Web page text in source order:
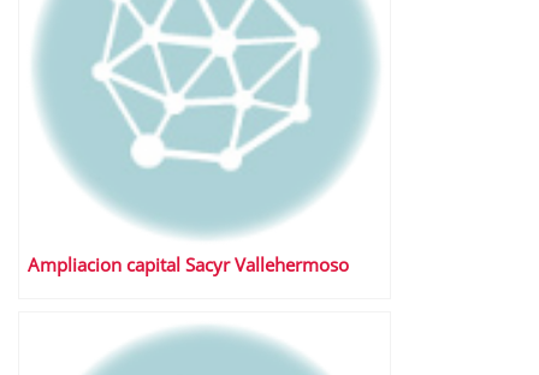
Ampliacion capital Sacyr Vallehermoso